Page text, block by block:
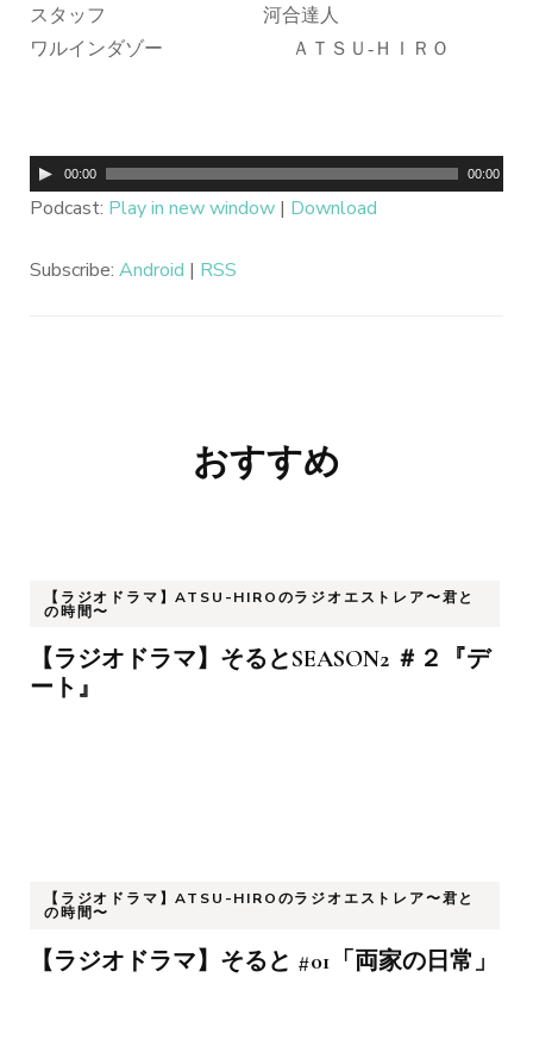
スタッフ 河合達人
ワルインダゾー ＡＴＳＵ‐ＨＩＲＯ
音
声
レ
00:00 00:00
Podcast: Play in new window | Download
Subscribe: Android | RSS
ゲ
ー
シ
ョ
おすすめ
【ラジオドラマ】ATSU-HIROのラジオエストレア〜君と
の時間〜
【ラジオドラマ】そるとSEASON2 ＃２『デ
ート』
【ラジオドラマ】ATSU-HIROのラジオエストレア〜君と
の時間〜
【ラジオドラマ】そると #01「両家の日常」